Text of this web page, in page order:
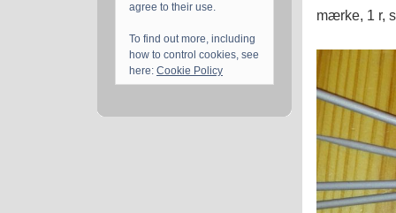
agree to their use.
To find out more, including
how to control cookies, see
here: Cookie Policy
mærke, 1 r,